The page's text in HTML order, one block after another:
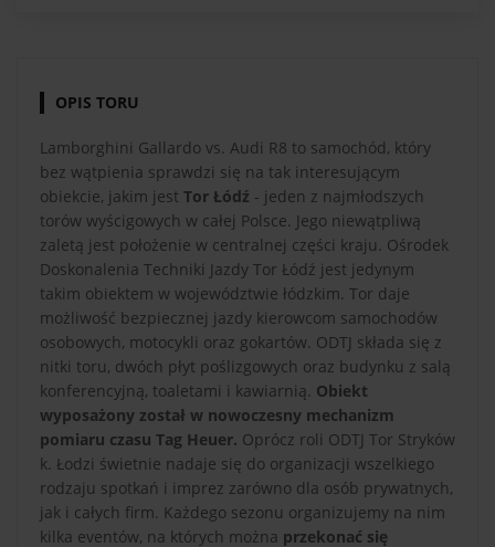
OPIS TORU
Lamborghini Gallardo vs. Audi R8 to samochód, który
bez wątpienia sprawdzi się na tak interesującym
obiekcie, jakim jest Tor Łódź - jeden z najmłodszych
torów wyścigowych w całej Polsce. Jego niewątpliwą
zaletą jest położenie w centralnej części kraju. Ośrodek
Doskonalenia Techniki Jazdy Tor Łódź jest jedynym
takim obiektem w województwie łódzkim. Tor daje
możliwość bezpiecznej jazdy kierowcom samochodów
osobowych, motocykli oraz gokartów. ODTJ składa się z
nitki toru, dwóch płyt poślizgowych oraz budynku z salą
konferencyjną, toaletami i kawiarnią. Obiekt
wyposażony został w nowoczesny mechanizm
pomiaru czasu Tag Heuer. Oprócz roli ODTJ Tor Stryków
k. Łodzi świetnie nadaje się do organizacji wszelkiego
rodzaju spotkań i imprez zarówno dla osób prywatnych,
jak i całych firm. Każdego sezonu organizujemy na nim
kilka eventów, na których można przekonać się